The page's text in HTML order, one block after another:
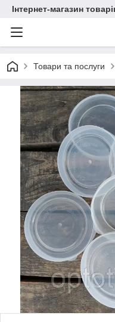
Інтернет-магазин
Товари та послуги